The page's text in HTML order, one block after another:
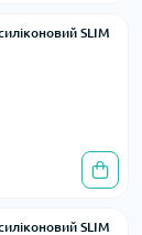
SLIM
SLIM